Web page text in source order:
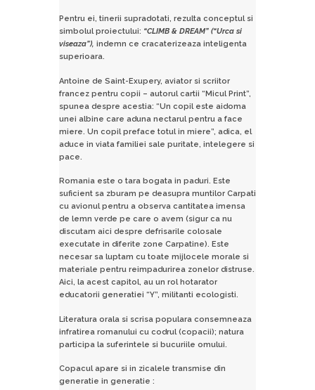
Pentru ei, tinerii supradotati, rezulta conceptul si
simbolul proiectului: “CLIMB & DREAM” (“Urca si
viseaza”), indemn ce cracaterizeaza inteligenta
superioara.
Antoine de Saint-Exupery, aviator si scriitor
francez pentru copii – autorul cartii “Micul Print”,
spunea despre acestia: “Un copil este aidoma
unei albine care aduna nectarul pentru a face
miere. Un copil preface totul in miere”, adica, el
aduce in viata familiei sale puritate, intelegere si
pace.
Romania este o tara bogata in paduri. Este
suficient sa zburam pe deasupra muntilor Carpati
cu avionul pentru a observa cantitatea imensa
de lemn verde pe care o avem (sigur ca nu
discutam aici despre defrisarile colosale
executate in diferite zone Carpatine). Este
necesar sa luptam cu toate mijlocele morale si
materiale pentru reimpadurirea zonelor distruse.
Aici, la acest capitol, au un rol hotarator
educatorii generatiei “Y”, militanti ecologisti.
Literatura orala si scrisa populara consemneaza
infratirea romanului cu codrul (copacii); natura
participa la suferintele si bucuriile omului.
Copacul apare si in zicalele transmise din
generatie in generatie :